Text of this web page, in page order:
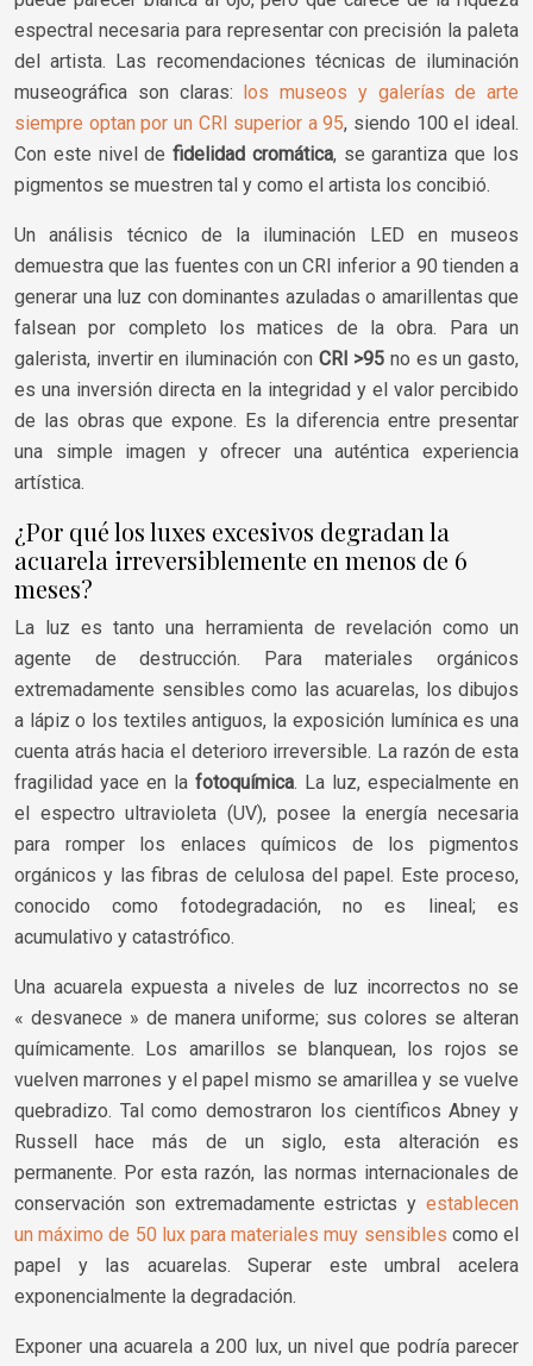
espectral necesaria para representar con precisión la paleta
del artista. Las recomendaciones técnicas de iluminación
museográfica son claras: los museos y galerías de arte
siempre optan por un CRI superior a 95, siendo 100 el ideal.
Con este nivel defidelidad cromática, se garantiza que los
pigmentos se muestren tal y como el artista los concibió.
Un análisis técnico de la iluminación LED en museos
demuestra que las fuentes con un CRI inferior a 90 tienden a
generar una luz con dominantes azuladas o amarillentas que
falsean por completo los matices de la obra. Para un
galerista, invertir en iluminación con CRI >95 no es un gasto,
es una inversión directa en la integridad y el valor percibido
de las obras que expone. Es la diferencia entre presentar
una simple imagen y ofrecer una auténtica experiencia
artística.
¿Por qué los luxes excesivos degradan la
acuarela irreversiblemente en menos de 6
meses?
La luz es tanto una herramienta de revelación como un
agente de destrucción. Para materiales orgánicos
extremadamente sensibles como las acuarelas, los dibujos
a lápiz o los textiles antiguos, la exposición lumínica es una
cuenta atrás hacia el deterioro irreversible. La razón de esta
fragilidad yace en la fotoquímica. La luz, especialmente en
el espectro ultravioleta (UV), posee la energía necesaria
para romper los enlaces químicos de los pigmentos
orgánicos y las fibras de celulosa del papel. Este proceso,
conocido como fotodegradación, no es lineal; es
acumulativo y catastrófico.
Una acuarela expuesta a niveles de luz incorrectos no se
« desvanece » de manera uniforme; sus colores se alteran
químicamente. Los amarillos se blanquean, los rojos se
vuelven marrones y el papel mismo se amarillea y se vuelve
quebradizo. Tal como demostraron los científicos Abney y
Russell hace más de un siglo, esta alteración es
permanente. Por esta razón, las normas internacionales de
conservación son extremadamente estrictas y establecen
un máximo de 50 lux para materiales muy sensibles como el
papel y las acuarelas. Superar este umbral acelera
exponencialmente la degradación.
Exponer una acuarela a 200 lux, un nivel que podría parecer